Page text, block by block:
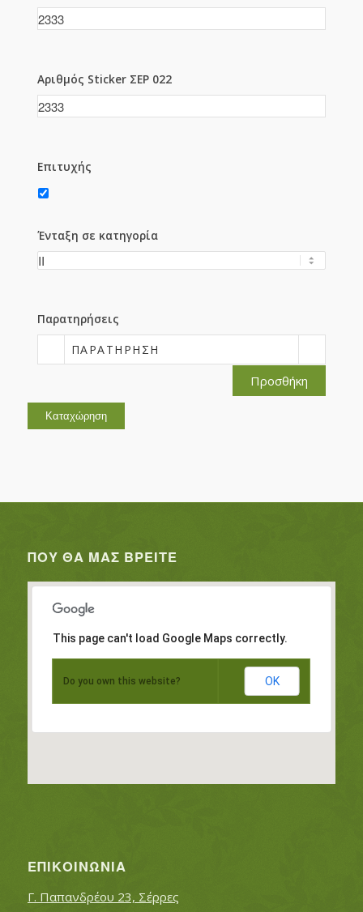
Αριθμός Sticker ΣΕΡ 022
Επιτυχής
Ένταξη σε κατηγορία
Παρατηρήσεις
ΠΑΡΑΤΉΡΗΣΗ
Προσθήκη
ΠΟΥ ΘΑ ΜΑΣ ΒΡΕΊΤΕ
This page can't load Google Maps correctly.
Do you own this website? OK
ΕΠΙΚΟΙΝΩΝΊΑ
Γ. Παπανδρέου 23, Σέρρες